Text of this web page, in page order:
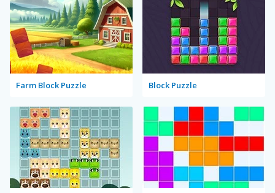
Farm Block Puzzle Block Puzzle